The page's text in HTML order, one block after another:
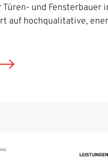
und Fensterbauer
auf hochqualitative,